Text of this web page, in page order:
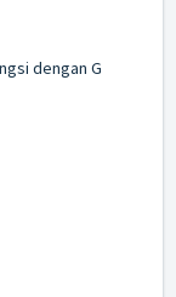
dengan G